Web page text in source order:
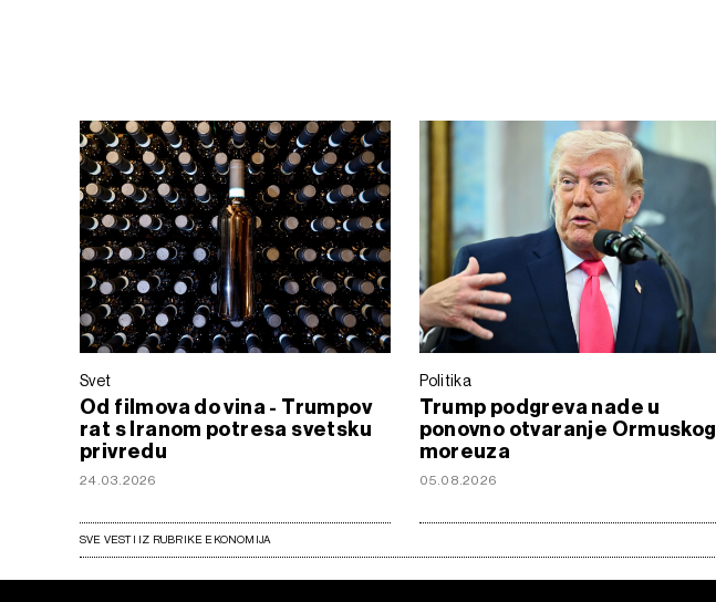
Svet
Od filmova do vina - Trumpov
rat s Iranom potresa svetsku
privredu
24.03.2026
Politika
Trump podgreva nade u
ponovno otvaranje Ormuskog
moreuza
05.08.2026
SVE VESTI IZ RUBRIKE EKONOMIJA